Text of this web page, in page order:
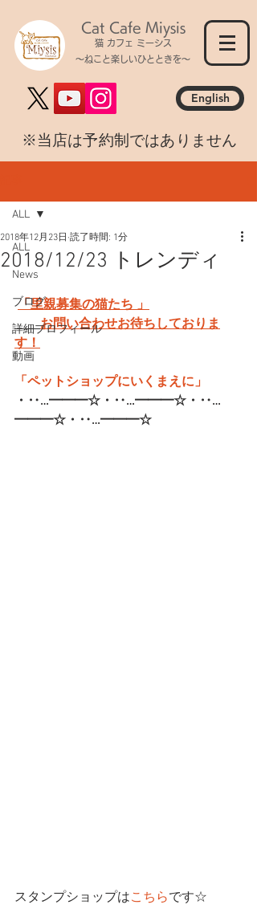
Cat Cafe Miysis
猫 カフェ ミーシス
～ねこと楽しいひとときを～
English
​※当店は予約制ではありません
ALL
News
ブログ
詳細プロフィール
動画
ALL
2018/12/23 トレンディ
2018年12月23日 読了時間: 1分
「里親募集の猫たち 」
お問い合わせお待ちしておりま
す！
「ペットショップにいくまえに」
・‥…━━━☆・‥…━━━☆・‥…
━━━☆・‥…━━━☆
スタンプショップはこちらです☆